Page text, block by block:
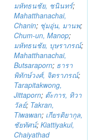
มหัทธนชัย, ชนินทร์;
Mahatthanachai,
Chanin; ชุ่มอุ่น, มานพ;
Chum-un, Manop;
มหัทธนชัย, บุษราภรณ์;
Mahatthanachai,
Butsaraporn; ธารา
พิทักษ์วงศ์, จิตราภรณ์;
Tarapitakwong,
Jittaporn; ต๊ะการ, ทิวา
วัลย์; Takran,
Tiwawan; เกียรติยากุล,
ชัยทัศน์; Kiattiyakul,
Chaiyathad